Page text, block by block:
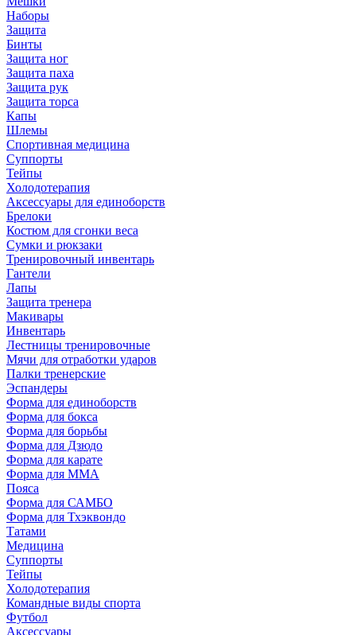
Наборы
Защита
Бинты
Защита ног
Защита паха
Защита рук
Защита торса
Капы
Шлемы
Спортивная медицина
Суппорты
Тейпы
Холодотерапия
Аксессуары для единоборств
Брелоки
Костюм для сгонки веса
Сумки и рюкзаки
Тренировочный инвентарь
Гантели
Лапы
Защита тренера
Макивары
Инвентарь
Лестницы тренировочные
Мячи для отработки ударов
Палки тренерские
Эспандеры
Форма для единоборств
Форма для бокса
Форма для борьбы
Форма для Дзюдо
Форма для карате
Форма для MMA
Пояса
Форма для САМБО
Форма для Тхэквондо
Татами
Медицина
Суппорты
Тейпы
Холодотерапия
Командные виды спорта
Футбол
Аксессуары